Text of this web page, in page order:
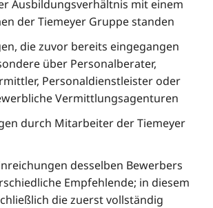
Ausbildungsverhältnis mit einem
der Tiemeyer Gruppe standen
die zuvor bereits eingegangen
über Personalberater,
Personaldienstleister oder
Vermittlungsagenturen
durch Mitarbeiter der Tiemeyer
desselben Bewerbers
Empfehlende; in diesem
die zuerst vollständig